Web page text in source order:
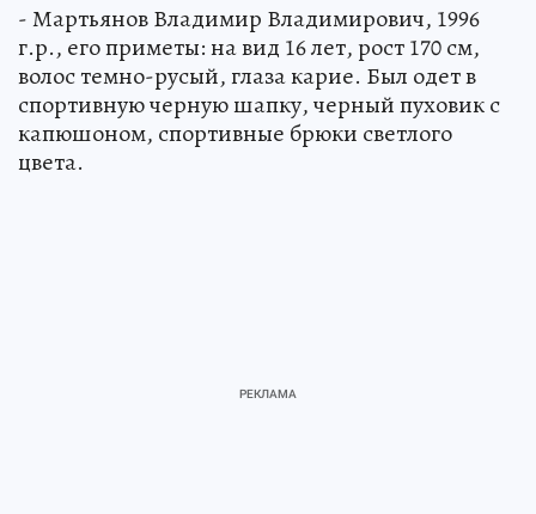
- Мартьянов Владимир Владимирович, 1996
г.р., его приметы: на вид 16 лет, рост 170 см,
волос темно-русый, глаза карие. Был одет в
спортивную черную шапку, черный пуховик с
капюшоном, спортивные брюки светлого
цвета.